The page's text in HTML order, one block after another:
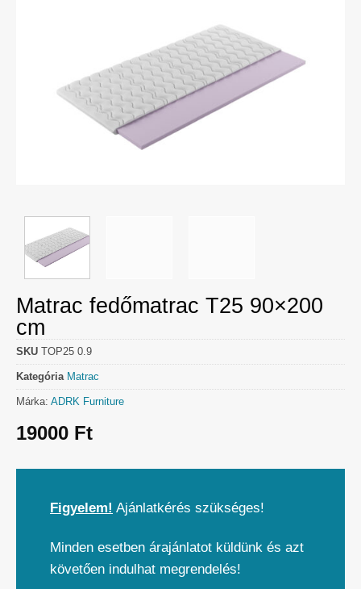
Matrac fedőmatrac T25 90×200
cm
SKU TOP25 0.9
Kategória Matrac
Márka: ADRK Furniture
19000 Ft
Figyelem! Ajánlatkérés szükséges!
Minden esetben árajánlatot küldünk és azt
követően indulhat megrendelés!